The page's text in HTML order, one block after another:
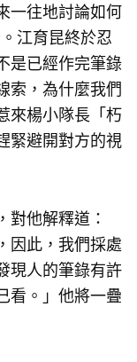
往地討論如何
江育昆終於忍
是已經作完筆錄
索，為什麼我們
來楊小隊長「朽
緊避開對方的視
他解釋道：
因此，我們採處
現人的筆錄有許
看。」他將一疊